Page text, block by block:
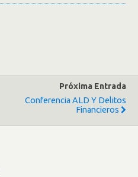
Próxima Entrada
Conferencia ALD Y Delitos
Financieros